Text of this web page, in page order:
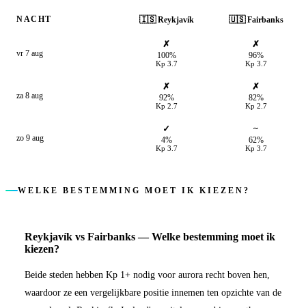
NACHT 🇮🇸 Reykjavík 🇺🇸 Fairbanks
vr 7 aug
✗
100%
Kp 3.7
✗
96%
Kp 3.7
za 8 aug
✗
92%
Kp 2.7
✗
82%
Kp 2.7
zo 9 aug
✓
4%
Kp 3.7
~
62%
Kp 3.7
WELKE BESTEMMING MOET IK KIEZEN?
Reykjavík vs Fairbanks—Welke bestemming moet ik
kiezen?
Beide steden hebben Kp 1+ nodig voor aurora recht boven hen,
waardoor ze een vergelijkbare positie innemen ten opzichte van de